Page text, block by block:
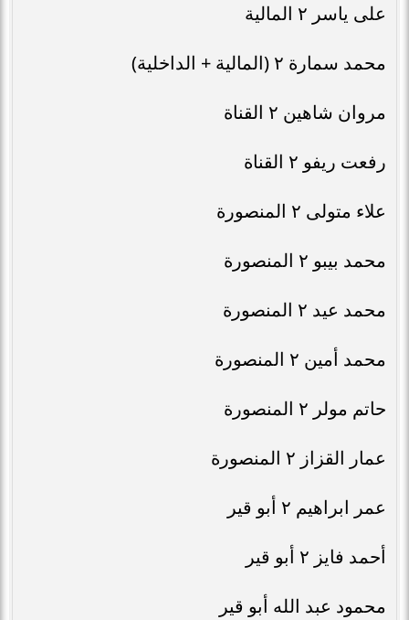
على ياسر ٢ المالية
محمد سمارة ٢ (المالية + الداخلية)
مروان شاهين ٢ القناة
رفعت ريفو ٢ القناة
علاء متولى ٢ المنصورة
محمد بيبو ٢ المنصورة
محمد عيد ٢ المنصورة
محمد أمين ٢ المنصورة
حاتم مولر ٢ المنصورة
عمار القزاز ٢ المنصورة
عمر ابراهيم ٢ أبو قير
أحمد فايز ٢ أبو قير
محمود عبد الله أبو قير